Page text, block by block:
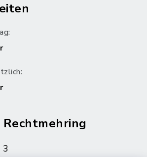
Rechtmehring
3